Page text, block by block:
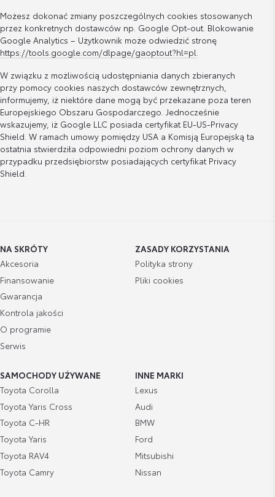
Możesz dokonać zmiany poszczególnych cookies stosowanych
przez konkretnych dostawców np. Google Opt-out. Blokowanie
Google Analytics – Użytkownik może odwiedzić stronę
https://tools.google.com/dlpage/gaoptout?hl=pl.
W związku z możliwością udostępniania danych zbieranych
przy pomocy cookies naszych dostawców zewnętrznych,
informujemy, iż niektóre dane mogą być przekazane poza teren
Europejskiego Obszaru Gospodarczego. Jednocześnie
wskazujemy, iż Google LLC posiada certyfikat EU-US-Privacy
Shield. W ramach umowy pomiędzy USA a Komisją Europejską ta
ostatnia stwierdziła odpowiedni poziom ochrony danych w
przypadku przedsiębiorstw posiadających certyfikat Privacy
Shield.
NA SKRÓTY
Akcesoria
Finansowanie
Gwarancja
Kontrola jakości
O programie
Serwis
ZASADY KORZYSTANIA
Polityka strony
Pliki cookies
SAMOCHODY UŻYWANE
Toyota Corolla
Toyota Yaris Cross
Toyota C-HR
Toyota Yaris
Toyota RAV4
Toyota Camry
INNE MARKI
Lexus
Audi
BMW
Ford
Mitsubishi
Nissan